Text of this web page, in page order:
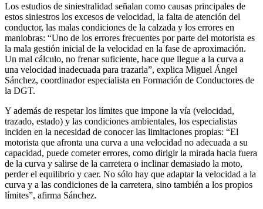
Los estudios de siniestralidad señalan como causas principales de
estos siniestros los excesos de velocidad, la falta de atención del
conductor, las malas condiciones de la calzada y los errores en
maniobras: “Uno de los errores frecuentes por parte del motorista es
la mala gestión inicial de la velocidad en la fase de aproximación.
Un mal cálculo, no frenar suficiente, hace que llegue a la curva a
una velocidad inadecuada para trazarla”, explica Miguel Ángel
Sánchez, coordinador especialista en Formación de Conductores de
la DGT.
Y además de respetar los límites que impone la vía (velocidad,
trazado, estado) y las condiciones ambientales, los especialistas
inciden en la necesidad de conocer las limitaciones propias: “El
motorista que afronta una curva a una velocidad no adecuada a su
capacidad, puede cometer errores, como dirigir la mirada hacia fuera
de la curva y salirse de la carretera o inclinar demasiado la moto,
perder el equilibrio y caer. No sólo hay que adaptar la velocidad a la
curva y a las condiciones de la carretera, sino también a los propios
límites”, afirma Sánchez.